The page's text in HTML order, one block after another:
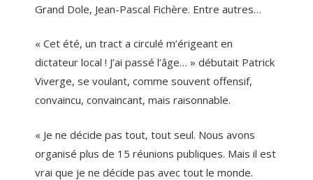
Grand Dole, Jean-Pascal Fichère. Entre autres…
« Cet été, un tract a circulé m’érigeant en
dictateur local ! J’ai passé l’âge… » débutait Patrick
Viverge, se voulant, comme souvent offensif,
convaincu, convaincant, mais raisonnable.
« Je ne décide pas tout, tout seul. Nous avons
organisé plus de 15 réunions publiques. Mais il est
vrai que je ne décide pas avec tout le monde.